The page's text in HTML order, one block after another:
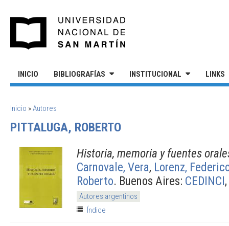
INICIO BIBLIOGRAFÍAS INSTITUCIONAL LINKS
SE ENCUENTRA USTED AQUÍ
Inicio »Autores
PITTALUGA, ROBERTO
Historia, memoria y fuentes
Carnovale, Vera, Lorenz,
Roberto. Buenos Aires: CEDINCI
Autores argentinos
Índice